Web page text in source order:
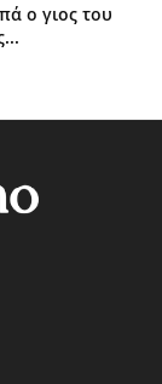
ο γιος του